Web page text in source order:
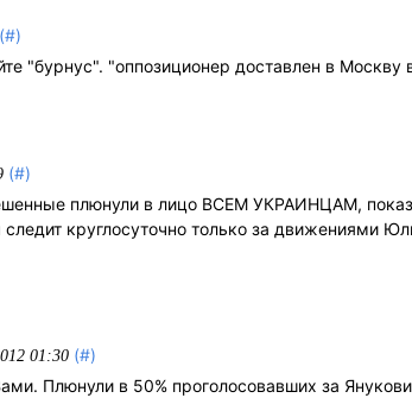
(#)
"бурнус". "оппозиционер доставлен в
(#)
плюнули в лицо ВСЕМ УКРАИНЦАМ,
круглосуточно только за движениями
01:30 (#)
Плюнули в 50% проголосовавших за